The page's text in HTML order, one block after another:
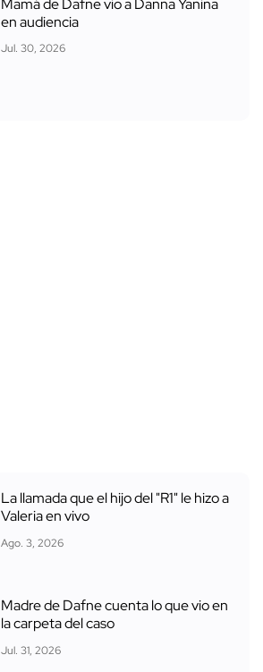
Mamá de Dafne vio a Danna Yanina
en audiencia
Jul. 30, 2026
La llamada que el hijo del "R1" le hizo a
Valeria en vivo
Ago. 3, 2026
Madre de Dafne cuenta lo que vio en
la carpeta del caso
Jul. 31, 2026